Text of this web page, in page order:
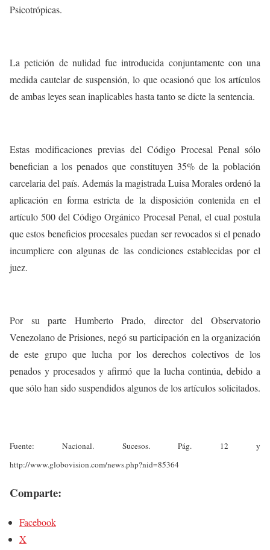
Psicotrópicas.
La petición de nulidad fue introducida conjuntamente con una
medida cautelar de suspensión, lo que ocasionó que los artículos
de ambas leyes sean inaplicables hasta tanto se dicte la sentencia.
Estas modificaciones previas del Código Procesal Penal sólo
benefician a los penados que constituyen 35% de la población
carcelaria del país. Además la magistrada Luisa Morales ordenó la
aplicación en forma estricta de la disposición contenida en el
artículo 500 del Código Orgánico Procesal Penal, el cual postula
que estos beneficios procesales puedan ser revocados si el penado
incumpliere con algunas de las condiciones establecidas por el
juez.
Por su parte Humberto Prado, director del Observatorio
Venezolano de Prisiones, negó su participación en la organización
de este grupo que lucha por los derechos colectivos de los
penados y procesados y afirmó que la lucha continúa, debido a
que sólo han sido suspendidos algunos de los artículos solicitados.
Fuente: Nacional. Sucesos. Pág. 12 y
http://www.globovision.com/news.php?nid=85364
Comparte:
Facebook
X